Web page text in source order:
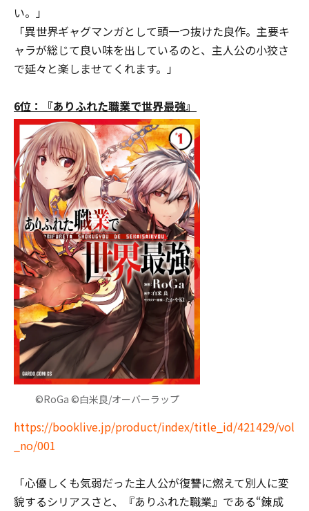
い。」
「異世界ギャグマンガとして頭一つ抜けた良作。主要キ
ャラが総じて良い味を出しているのと、主人公の小狡さ
で延々と楽しませてくれます。」
6位：『ありふれた職業で世界最強』
©RoGa ©白米良/オーバーラップ
https://booklive.jp/product/index/title_id/421429/vol
_no/001
「心優しくも気弱だった主人公が復讐に燃えて別人に変
貌するシリアスさと、『ありふれた職業』である“錬成